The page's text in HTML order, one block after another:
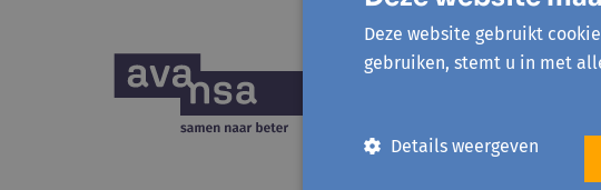
Deze website gebruikt
gebruiken, stemt u in met
Details weergeven